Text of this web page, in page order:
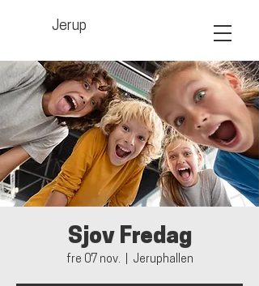
Jerup
Sjov Fredag
fre 07 nov. Jeruphallen